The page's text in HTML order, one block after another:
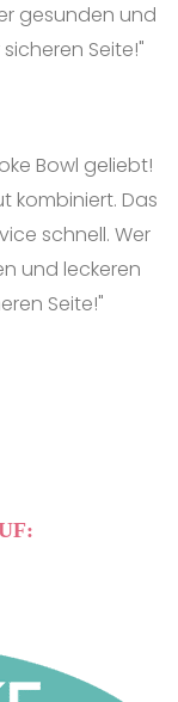
gesunden und
Seite!"
Bowl geliebt!
kombiniert. Das
schnell. Wer
und leckeren
Seite!"